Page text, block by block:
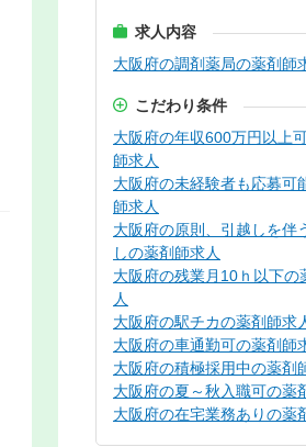
求人内容
大阪府の調剤薬局の薬剤師
こだわり条件
大阪府の年収600万円以上
師求人
大阪府の未経験者も応募可
師求人
大阪府の原則、引越しを伴
しの薬剤師求人
大阪府の残業月10ｈ以下の
人
大阪府の駅チカの薬剤師求
大阪府の車通勤可の薬剤師
大阪府の積極採用中の薬剤
大阪府の夏～秋入職可の薬
大阪府の在宅業務ありの薬